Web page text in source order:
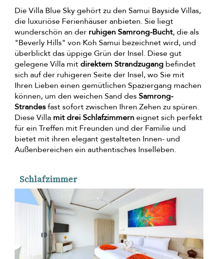
Die Villa Blue Sky gehört zu den Samui Bayside Villas,
die luxuriöse Ferienhäuser anbieten. Sie liegt
wunderschön an der ruhigen Samrong-Bucht, die als
"Beverly Hills" von Koh Samui bezeichnet wird, und
überblickt das üppige Grün der Insel. Diese gut
gelegene Villa mitdirektem Strandzugang befindet
sich auf der ruhigeren Seite der Insel, wo Sie mit
Ihren Lieben einen gemütlichen Spaziergang machen
können, um den weichen Sand desSamrong-
Strandesfast sofort zwischen Ihren Zehen zu spüren.
Diese Villa mit drei Schlafzimmerneignet sich perfekt
für ein Treffen mit Freunden und der Familie und
bietet mit ihren elegant gestalteten Innen- und
Außenbereichen ein authentisches Inselleben.
Schlafzimmer